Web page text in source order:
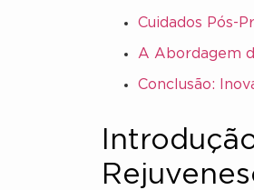
Cuidados Pós-
A Abordagem
Conclusão: